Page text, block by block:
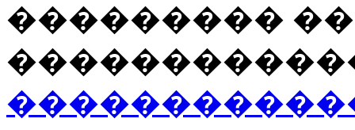
���������